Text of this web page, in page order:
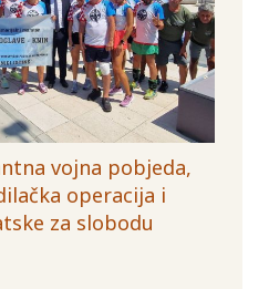
vojna pobjeda,
operacija i
za slobodu